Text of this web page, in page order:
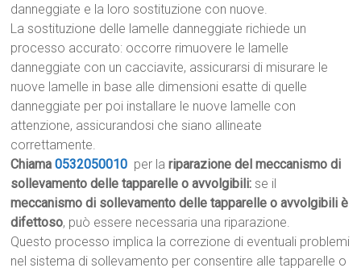
danneggiate e la loro sostituzione con nuove.
La sostituzione delle lamelle danneggiate richiede un
processo accurato: occorre rimuovere le lamelle
danneggiate con un cacciavite, assicurarsi di misurare le
nuove lamelle in base alle dimensioni esatte di quelle
danneggiate per poi installare le nuove lamelle con
attenzione, assicurandosi che siano allineate
correttamente.
Chiama0532050010 per lariparazione del meccanismo di
sollevamento delle tapparelle o avvolgibili: se il
meccanismo di sollevamento delle tapparelle o avvolgibili è
difettoso, può essere necessaria una riparazione.
Questo processo implica la correzione di eventuali problemi
nel sistema di sollevamento per consentire alle tapparelle o